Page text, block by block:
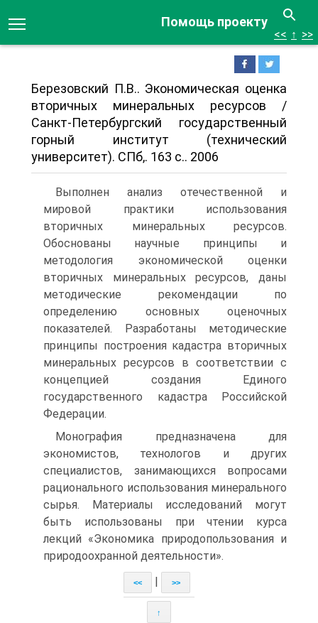
Помощь проекту
<< ↑ >>
Березовский П.В.. Экономическая оценка
вторичных минеральных ресурсов /
Санкт-Петербургский государственный
горный институт (технический
университет). СПб,. 163 с.. 2006
Выполнен анализ отечественной и
мировой практики использования
вторичных минеральных ресурсов.
Обоснованы научные принципы и
методология экономической оценки
вторичных минеральных ресурсов, даны
методические рекомендации по
определению основных оценочных
показателей. Разработаны методические
принципы построения кадастра вторичных
минеральных ресурсов в соответствии с
концепцией создания Единого
государственного кадастра Российской
Федерации.
Монография предназначена для
экономистов, технологов и других
специалистов, занимающихся вопросами
рационального использования минерального
сырья. Материалы исследований могут
быть использованы при чтении курса
лекций «Экономика природопользования и
природоохранной деятельности».
<< >>
↑